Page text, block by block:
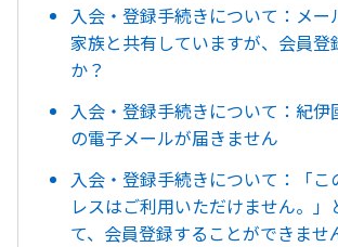
入会・登録手続きについて：メー
家族と共有していますが、会員登
か？
入会・登録手続きについて：紀伊
の電子メールが届きません
入会・登録手続きについて：「こ
レスはご利用いただけません。」
て、会員登録することができませ